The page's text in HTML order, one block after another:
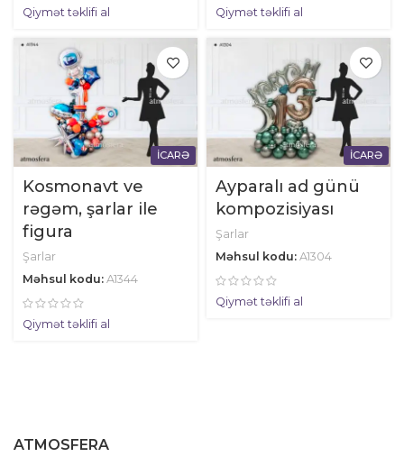
Qiymət təklifi al Qiymət təklifi al
İCARƏ
Kosmonavt ve
rəgəm, şarlar ile
figura
Şarlar
Məhsul kodu: A1344
Qiymət təklifi al
İCARƏ
Ayparalı ad günü
kompozisiyası
Şarlar
Məhsul kodu: A1304
Qiymət təklifi al
ATMOSFERA